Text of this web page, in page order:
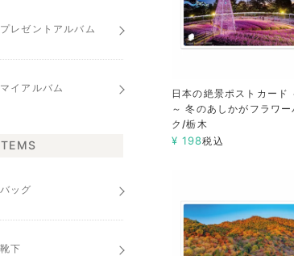
日本の絶景ポストカード
～ 冬のあしかがフラワー
ク/栃木
¥ 198税込
プレゼントアルバム
マイアルバム
バッグ
靴下